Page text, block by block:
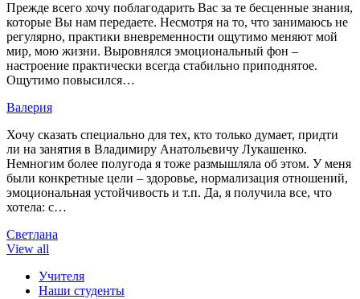
Прежде всего хочу поблагодарить Вас за те бесценные знания,
которые Вы нам передаете. Несмотря на то, что занимаюсь не
регулярно, практики вневременности ощутимо меняют мой
мир, мою жизни. Выровнялся эмоциональный фон –
настроение практически всегда стабильно приподнятое.
Ощутимо повысился…
Валерия
Хочу сказать специально для тех, кто только думает, придти
ли на занятия в Владимиру Анатольевичу Лукашенко.
Немногим более полугода я тоже размышляла об этом. У меня
были конкретные цели – здоровье, нормализация отношений,
эмоциональная устойчивость и т.п. Да, я получила все, что
хотела: с…
Светлана
View all
Учителя
Наши студенты